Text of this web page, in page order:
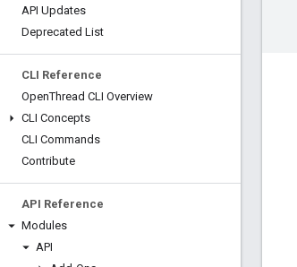
API Updates
Deprecated List
CLI Reference
OpenThread CLI Overview
CLI Concepts
CLI Commands
Contribute
API Reference
Modules
API